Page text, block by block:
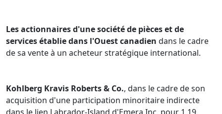
Les actionnaires d'une société de pièces et de
services établie dans l'Ouest canadien dans le cadre
de sa vente à un acheteur stratégique international.
Kohlberg Kravis Roberts & Co., dans le cadre de son
acquisition d'une participation minoritaire indirecte